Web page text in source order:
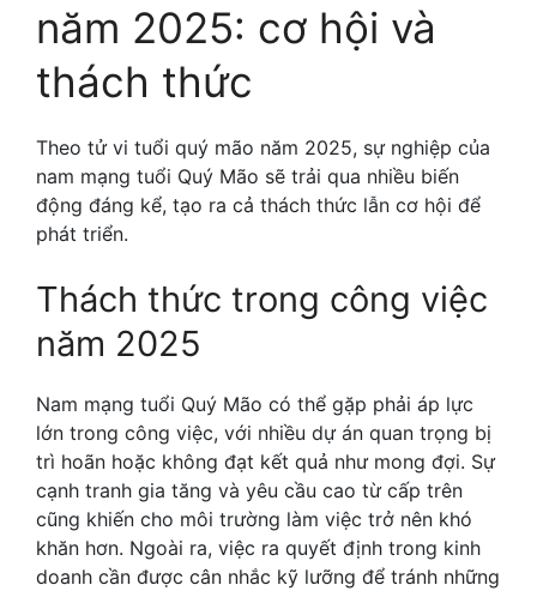
năm 2025: cơ hội và
thách thức
Theo tử vi tuổi quý mão năm 2025, sự nghiệp của
nam mạng tuổi Quý Mão sẽ trải qua nhiều biến
động đáng kể, tạo ra cả thách thức lẫn cơ hội để
phát triển.
Thách thức trong công việc
năm 2025
Nam mạng tuổi Quý Mão có thể gặp phải áp lực
lớn trong công việc, với nhiều dự án quan trọng bị
trì hoãn hoặc không đạt kết quả như mong đợi. Sự
cạnh tranh gia tăng và yêu cầu cao từ cấp trên
cũng khiến cho môi trường làm việc trở nên khó
khăn hơn. Ngoài ra, việc ra quyết định trong kinh
doanh cần được cân nhắc kỹ lưỡng để tránh những